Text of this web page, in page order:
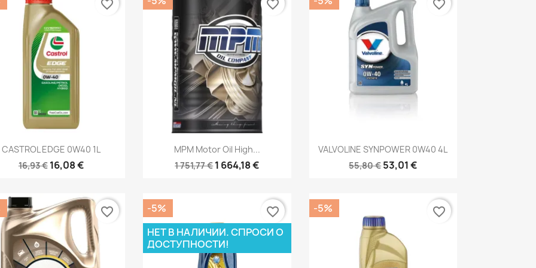
Быстрый просмотр
CASTROL EDGE 0W40 1L
16,93 € 16,08 €
favorite_border
Быстрый просмотр
MPM Motor Oil High...
1 751,77 €1 664,18 €
favorite_border
Быстрый просмотр
VALVOLINE SYNPOWER 0W40 4L
55,80 €53,01 €
favorite_border
favorite_border
-5%
НЕТ В НАЛИЧИИ. СПРОСИ О
ДОСТУПНОСТИ!
favorite_border -5% favorite_border